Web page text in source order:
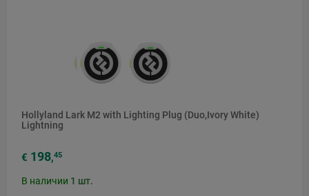
Hollyland Lark M2 with Lighting Plug (Duo,Ivory White)
Lightning
€ 198,45
В наличии 1 шт.